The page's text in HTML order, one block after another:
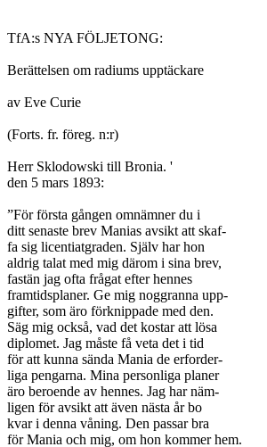
TfA:s NYA FÖLJETONG:
Berättelsen om radiums upptäckare
av Eve Curie
(Forts. fr. föreg. n:r)
Herr Sklodowski till Bronia. '
den 5 mars 1893:
”För första gången omnämner du i
ditt senaste brev Manias avsikt att skaf-
fa sig licentiatgraden. Själv har hon
aldrig talat med mig därom i sina brev,
fastän jag ofta frågat efter hennes
framtidsplaner. Ge mig noggranna upp-
gifter, som äro förknippade med den.
Säg mig också, vad det kostar att lösa
diplomet. Jag måste få veta det i tid
för att kunna sända Mania de erforder-
liga pengarna. Mina personliga planer
äro beroende av hennes. Jag har näm-
ligen för avsikt att även nästa år bo
kvar i denna våning. Den passar bra
för Mania och mig, om hon kommer hem.